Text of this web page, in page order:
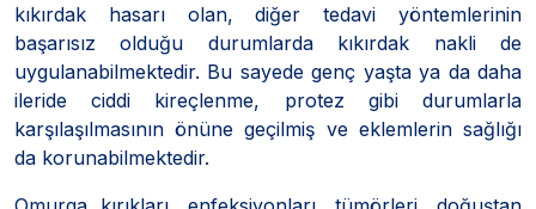
kıkırdak hasarı olan, diğer tedavi yöntemlerinin
başarısız olduğu durumlarda kıkırdak nakli de
uygulanabilmektedir. Bu sayede genç yaşta ya da daha
ileride ciddi kireçlenme, protez gibi durumlarla
karşılaşılmasının önüne geçilmiş ve eklemlerin sağlığı
da korunabilmektedir.